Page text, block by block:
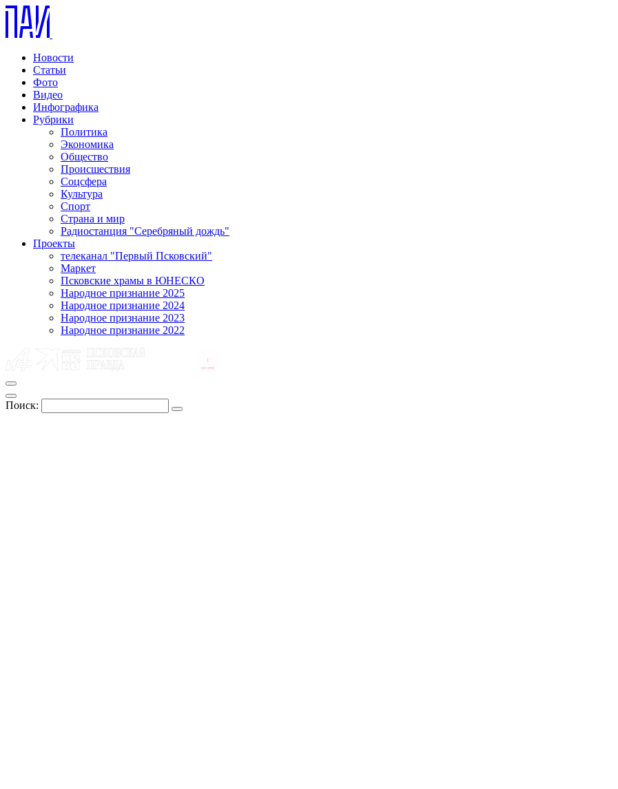
Новости
Статьи
Фото
Видео
Инфографика
Рубрики
Политика
Экономика
Общество
Происшествия
Соцсфера
Культура
Спорт
Страна и мир
Радиостанция "Серебряный дождь"
Проекты
телеканал "Первый Псковский"
Маркет
Псковские храмы в ЮНЕСКО
Народное признание 2025
Народное признание 2024
Народное признание 2023
Народное признание 2022
Поиск: